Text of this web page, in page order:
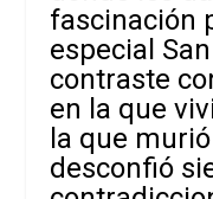
fascinación
especial
contraste
en la que
la que
desconfió